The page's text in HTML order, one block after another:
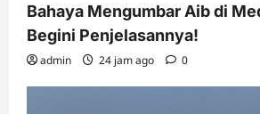
Bahaya Mengumbar Aib di
Begini Penjelasannya!
admin 24 jam ago 0